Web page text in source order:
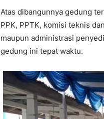
Atas dibangunnya gedung
PPK, PPTK, komisi teknis
maupun administrasi
gedung ini tepat waktu.